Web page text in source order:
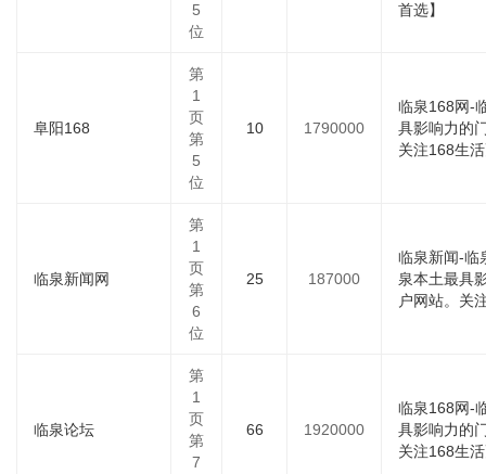
5
位
首选】
阜阳168
第
1
页
第
5
位
10 1790000
临泉168网-
具影响力的
关注168生
临泉新闻网
第
1
页
第
6
位
25 187000
临泉新闻-临
泉本土最具
户网站。关
临泉论坛
第
1
页
第
7
66 1920000
临泉168网-
具影响力的
关注168生